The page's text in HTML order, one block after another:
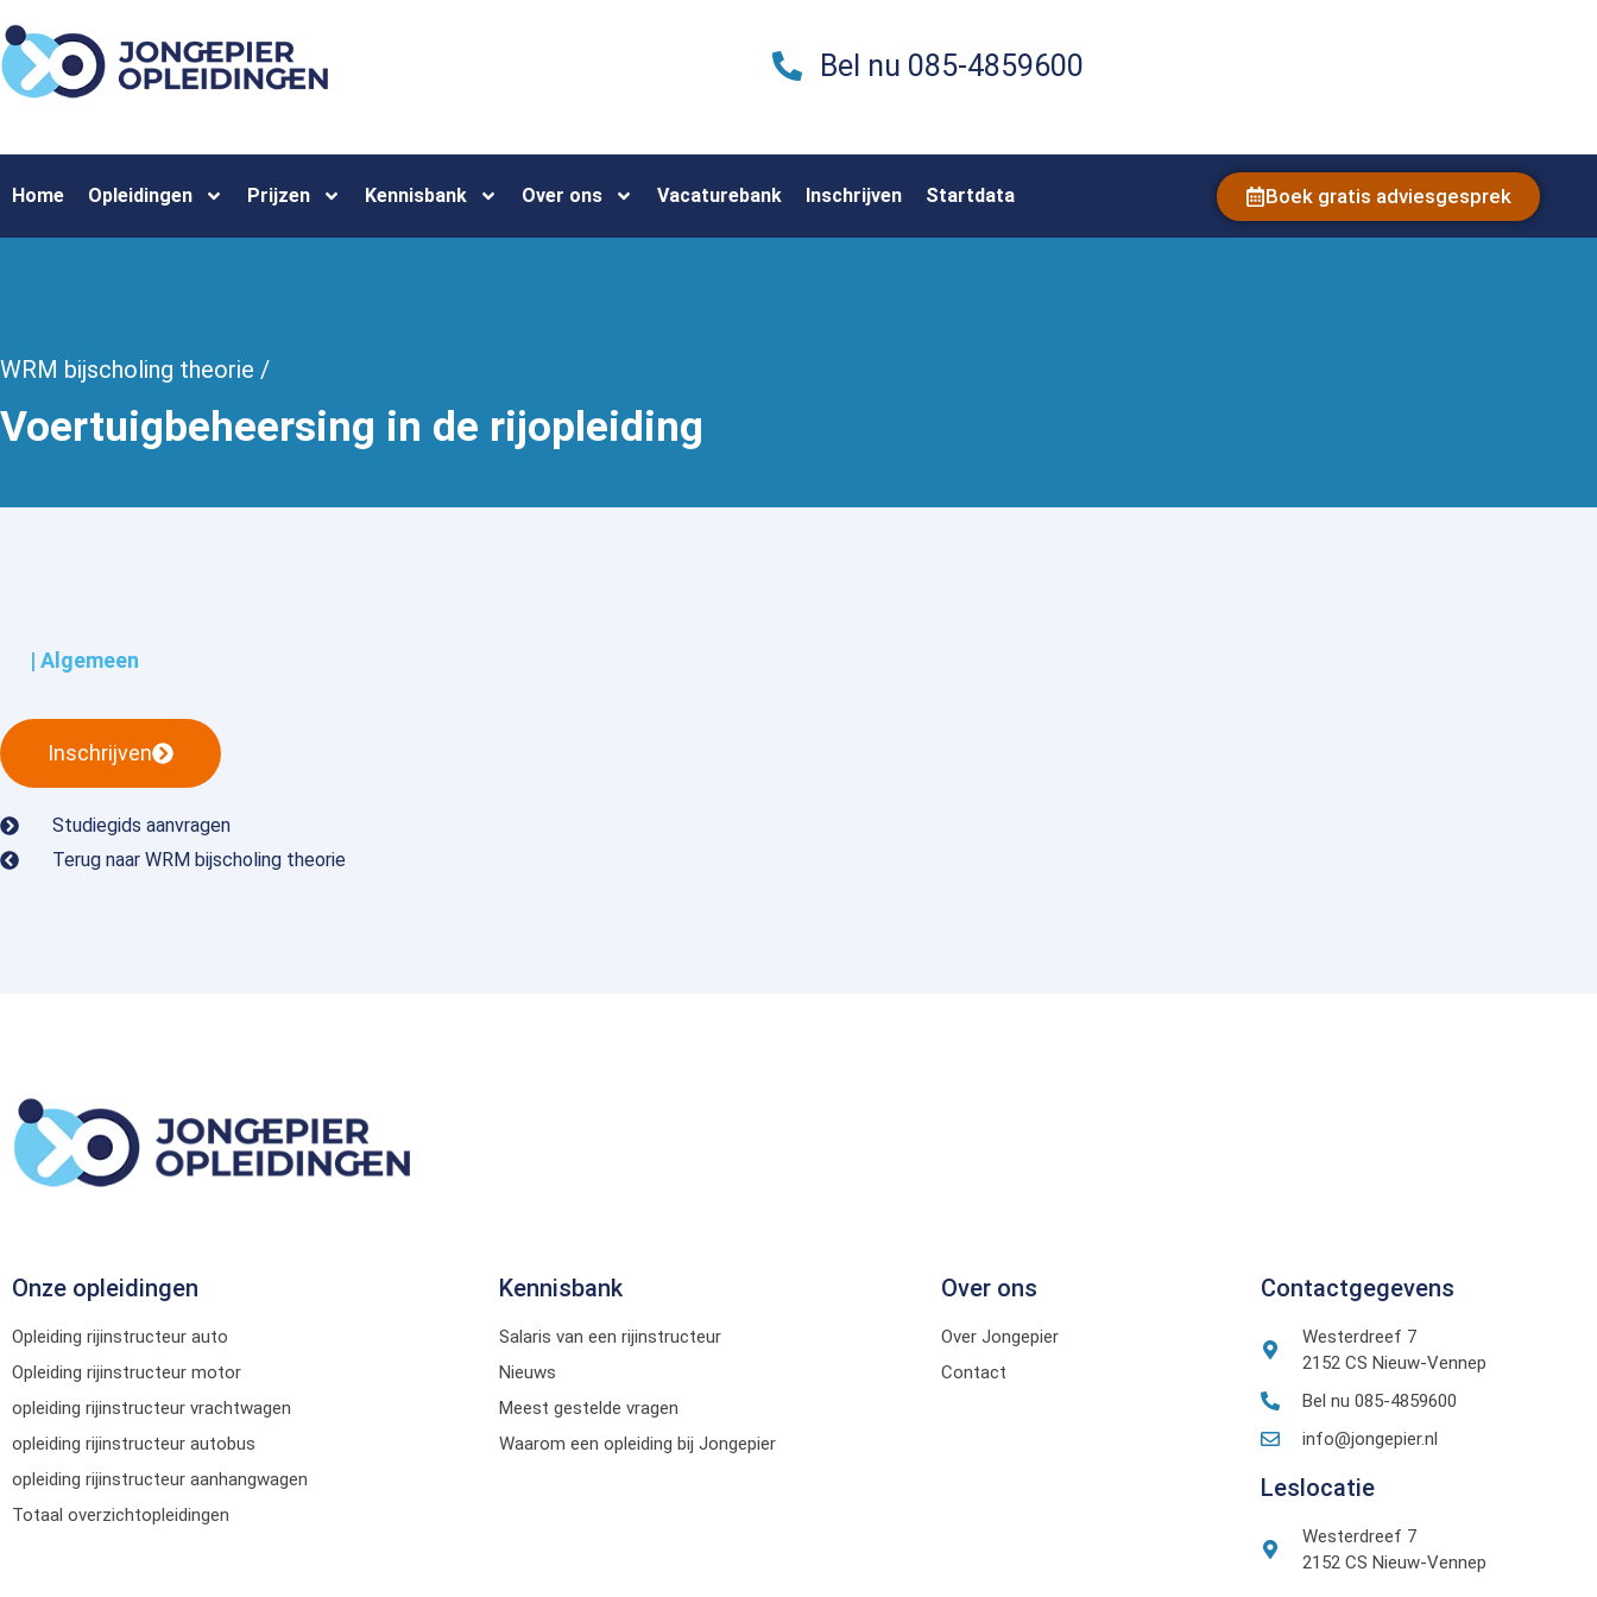
Bel nu 085-4859600
Home Opleidingen Prijzen Kennisbank Over ons Vacaturebank Inschrijven Startdata Boek gratis adviesgesprek
WRM bijscholing theorie /
Voertuigbeheersing in de rijopleiding
| Algemeen
Inschrijven
Studiegids aanvragen
Terug naar WRM bijscholing theorie
Onze opleidingen
Opleiding rijinstructeur auto
Opleiding rijinstructeur motor
opleiding rijinstructeur vrachtwagen
opleiding rijinstructeur autobus
opleiding rijinstructeur aanhangwagen
Totaal overzichtopleidingen
Kennisbank
Salaris van een rijinstructeur
Nieuws
Meest gestelde vragen
Waarom een opleiding bij Jongepier
Over ons
Over Jongepier
Contact
Contactgegevens
Westerdreef 7
2152 CS Nieuw-Vennep
Bel nu 085-4859600
info@jongepier.nl
Leslocatie
Westerdreef 7
2152 CS Nieuw-Vennep